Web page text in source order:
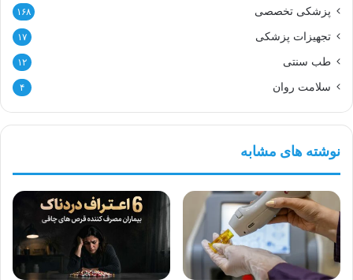
پزشکی تخصصی ۱۶۸
تجهیزات پزشکی ۱۷
طب سنتی ۱۲
سلامت روان ۴
نوشته های مشابه